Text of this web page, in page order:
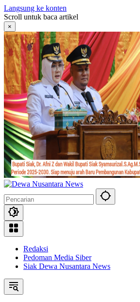
Langsung ke konten
Scroll untuk baca artikel
×
Redaksi
Pedoman Media Siber
Siak Dewa Nusantara News